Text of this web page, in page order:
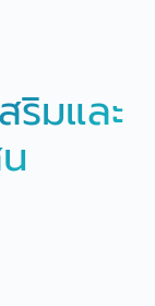
ริมและ